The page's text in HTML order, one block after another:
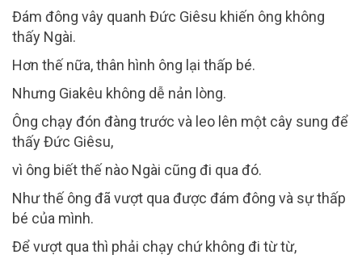
Đám đông vây quanh Đức Giêsu khiến ông không
thấy Ngài.
Hơn thế nữa, thân hình ông lại thấp bé.
Nhưng Giakêu không dễ nản lòng.
Ông chạy đón đàng trước và leo lên một cây sung để
thấy Đức Giêsu,
vì ông biết thế nào Ngài cũng đi qua đó.
Như thế ông đã vượt qua được đám đông và sự thấp
bé của mình.
Để vượt qua thì phải chạy chứ không đi từ từ,